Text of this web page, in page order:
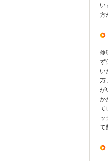
い
方
修
ず
い
万
が
か
て
ッ
て